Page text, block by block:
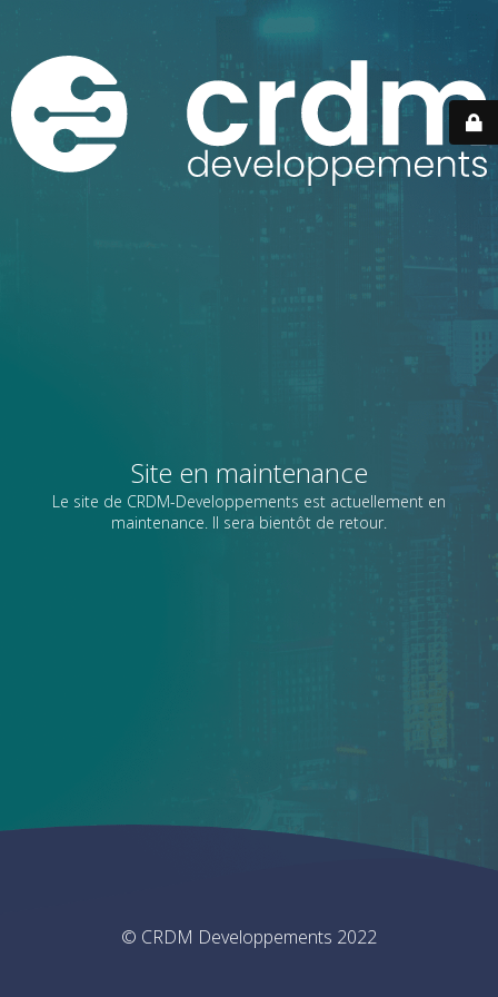
Site en maintenance
Le site de CRDM-Developpements est actuellement en
maintenance. Il sera bientôt de retour.
© CRDM Developpements 2022